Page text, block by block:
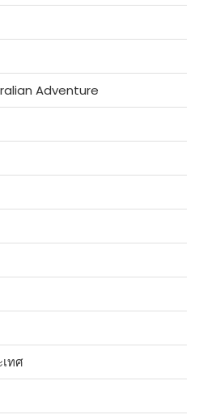
Adventure
ทศ